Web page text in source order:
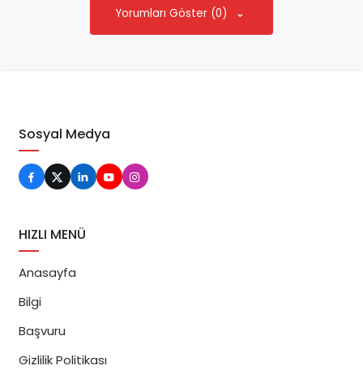
Yorumları Göster (0)
Sosyal Medya
HIZLI MENÜ
Anasayfa
Bilgi
Başvuru
Gizlilik Politikası